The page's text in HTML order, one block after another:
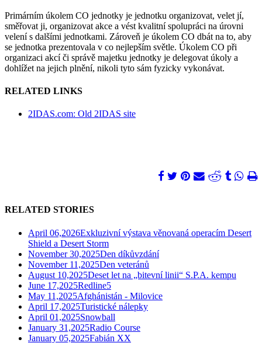
Primárním úkolem CO jednotky je jednotku organizovat, velet jí,
směřovat ji, organizovat akce a vést kvalitní spolupráci na úrovni
velení s dalšími jednotkami. Zároveň je úkolem CO dbát na to, aby
se jednotka prezentovala v co nejlepším světle. Úkolem CO při
organizaci akcí či správě majetku jednotky je delegovat úkoly a
dohlížet na jejich plnění, nikoli tyto sám fyzicky vykonávat.
RELATED LINKS
2IDAS.com: Old 2IDAS site
RELATED STORIES
April 06,2026Exkluzivní výstava věnovaná operacím Desert
Shield a Desert Storm
November 30,2025Den díkůvzdání
November 11,2025Den veteránů
August 10,2025Deset let na „bitevní linii“ S.P.A. kempu
June 17,2025Redline5
May 11,2025Afghánistán - Milovice
April 17,2025Turistické nálepky
April 01,2025Snowball
January 31,2025Radio Course
January 05,2025Fabián XX